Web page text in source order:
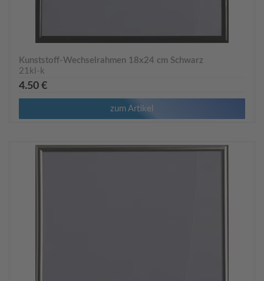
Kunststoff-Wechselrahmen 18x24 cm Schwarz
21kl-k
4.50 €
zum Artikel